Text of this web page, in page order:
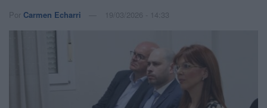
Por Carmen Echarri 19/03/2026 - 14:33